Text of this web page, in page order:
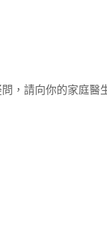
，請向你的家庭醫